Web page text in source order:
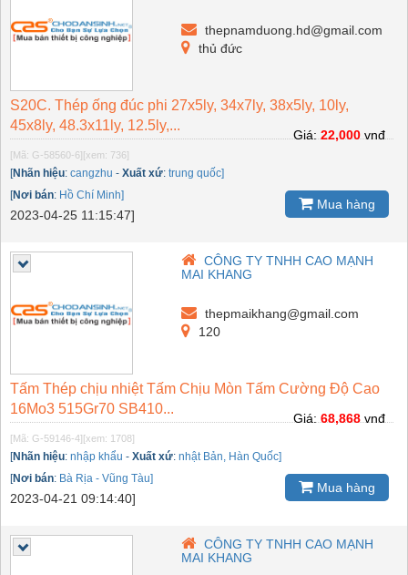
thepnamduong.hd@gmail.com
thủ đức
S20C. Thép ống đúc phi 27x5ly, 34x7ly, 38x5ly, 10ly,
45x8ly, 48.3x11ly, 12.5ly,...
[Mã: G-58560-6] [xem: 736]
[Nhãn hiệu: cangzhu - Xuất xứ: trung quốc]
[Nơi bán: Hồ Chí Minh]
2023-04-25 11:15:47]
Giá:22,000vnđ
Mua hàng
CÔNG TY TNHH CAO MẠNH
MAI KHANG
thepmaikhang@gmail.com
120
Tấm Thép chịu nhiệt Tấm Chịu Mòn Tấm Cường Độ Cao
16Mo3 515Gr70 SB410...
[Mã: G-59146-4] [xem: 1708]
[Nhãn hiệu: nhập khẩu - Xuất xứ: nhật Bản, Hàn Quốc]
[Nơi bán: Bà Rịa - Vũng Tàu]
2023-04-21 09:14:40]
Giá:68,868vnđ
Mua hàng
CÔNG TY TNHH CAO MẠNH
MAI KHANG